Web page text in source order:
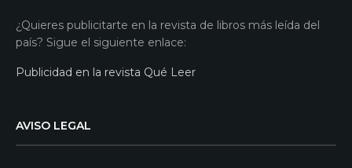
¿Quieres publicitarte en la revista de libros más leída del
país? Sigue el siguiente enlace:
Publicidad en la revista Qué Leer
AVISO LEGAL